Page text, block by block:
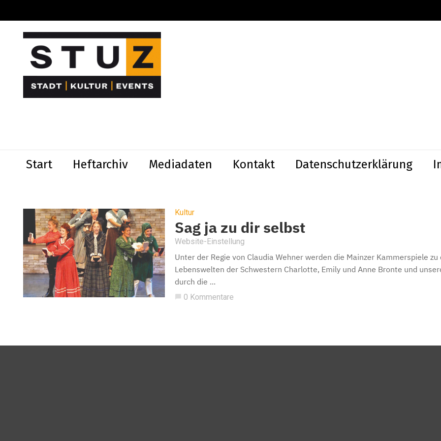
Start Heftarchiv Mediadaten Kontakt Datenschutzerklärung
Kultur
Sag ja zu dir selbst
Website-Einstellung
Unter der Regie von Claudia Wehner werden die Mainzer Kammerspiele
Lebenswelten der Schwestern Charlotte, Emily und Anne Bronte und
durch die ...
chat_bubble 0 Kommentare